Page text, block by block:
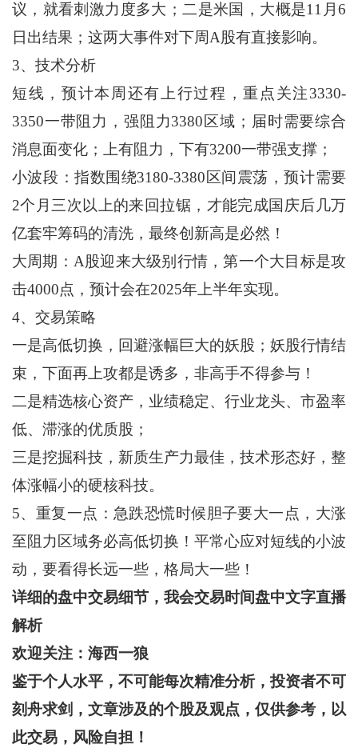
议，就看刺激力度多大；二是米国，大概是11月6
日出结果；这两大事件对下周A股有直接影响。
3、技术分析
短线，预计本周还有上行过程，重点关注3330-
3350一带阻力，强阻力3380区域；届时需要综合
消息面变化；上有阻力，下有3200一带强支撑；
小波段：指数围绕3180-3380区间震荡，预计需要
2个月三次以上的来回拉锯，才能完成国庆后几万
亿套牢筹码的清洗，最终创新高是必然！
大周期：A股迎来大级别行情，第一个大目标是攻
击4000点，预计会在2025年上半年实现。
4、交易策略
一是高低切换，回避涨幅巨大的妖股；妖股行情结
束，下面再上攻都是诱多，非高手不得参与！
二是精选核心资产，业绩稳定、行业龙头、市盈率
低、滞涨的优质股；
三是挖掘科技，新质生产力最佳，技术形态好，整
体涨幅小的硬核科技。
5、重复一点：急跌恐慌时候胆子要大一点，大涨
至阻力区域务必高低切换！平常心应对短线的小波
动，要看得长远一些，格局大一些！
详细的盘中交易细节，我会交易时间盘中文字直播
解析
欢迎关注：海西一狼
鉴于个人水平，不可能每次精准分析，投资者不可
刻舟求剑，文章涉及的个股及观点，仅供参考，以
此交易，风险自担！